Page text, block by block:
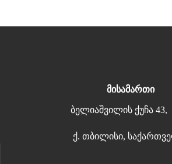
მისამართი
ბელიაშვილის ქუჩა 43,
ქ. თბილისი,